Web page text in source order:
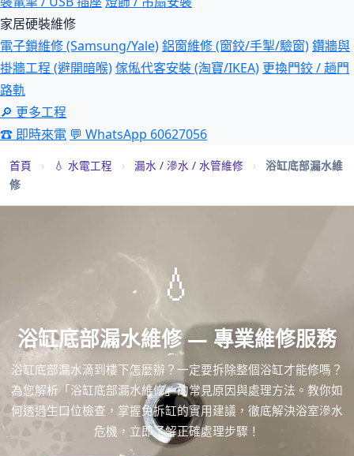
家居硬裝維修
電子鎖維修 (Samsung/Yale)鋁窗維修 (窗鉸/手掣/驗窗)鑽牆與
掛牆工程 (避開暗喉)傢俬代客安裝 (淘寶/IKEA) 更換門鉸 / 趟門
路軌
🔎 更多工程
☎ 即時來電 💬 WhatsApp 60627056
首頁 › 💧 水電工程 › 漏水 / 滲水 / 水管維修 ›
浴缸底部漏水維
修
💧
浴缸底部漏水維修 — 專業維修服務
浴缸底部漏水滴到樓下怎麼辦？一定要拆除整個浴缸才能修嗎？
為您解析「浴缸底部漏水維修」的常見原因與處理方法。教你如
何透過生口位檢查，掌握免拆缸的實用建議，徹底解決浴室滲水
危機，立即了解正確處理步驟！